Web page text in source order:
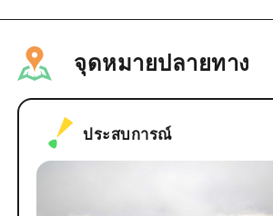
จุดหมายปลายทาง
ประสบการณ์